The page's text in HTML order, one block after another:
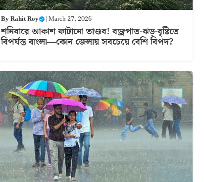
ByRahit Roy |March 27, 2026
শনিবারে আকাশ ফাটানো তাণ্ডব! বজ্রপাত-ঝড়-বৃষ্টিতে
বিপর্যস্ত বাংলা—কোন জেলায় সবচেয়ে বেশি বিপদ?